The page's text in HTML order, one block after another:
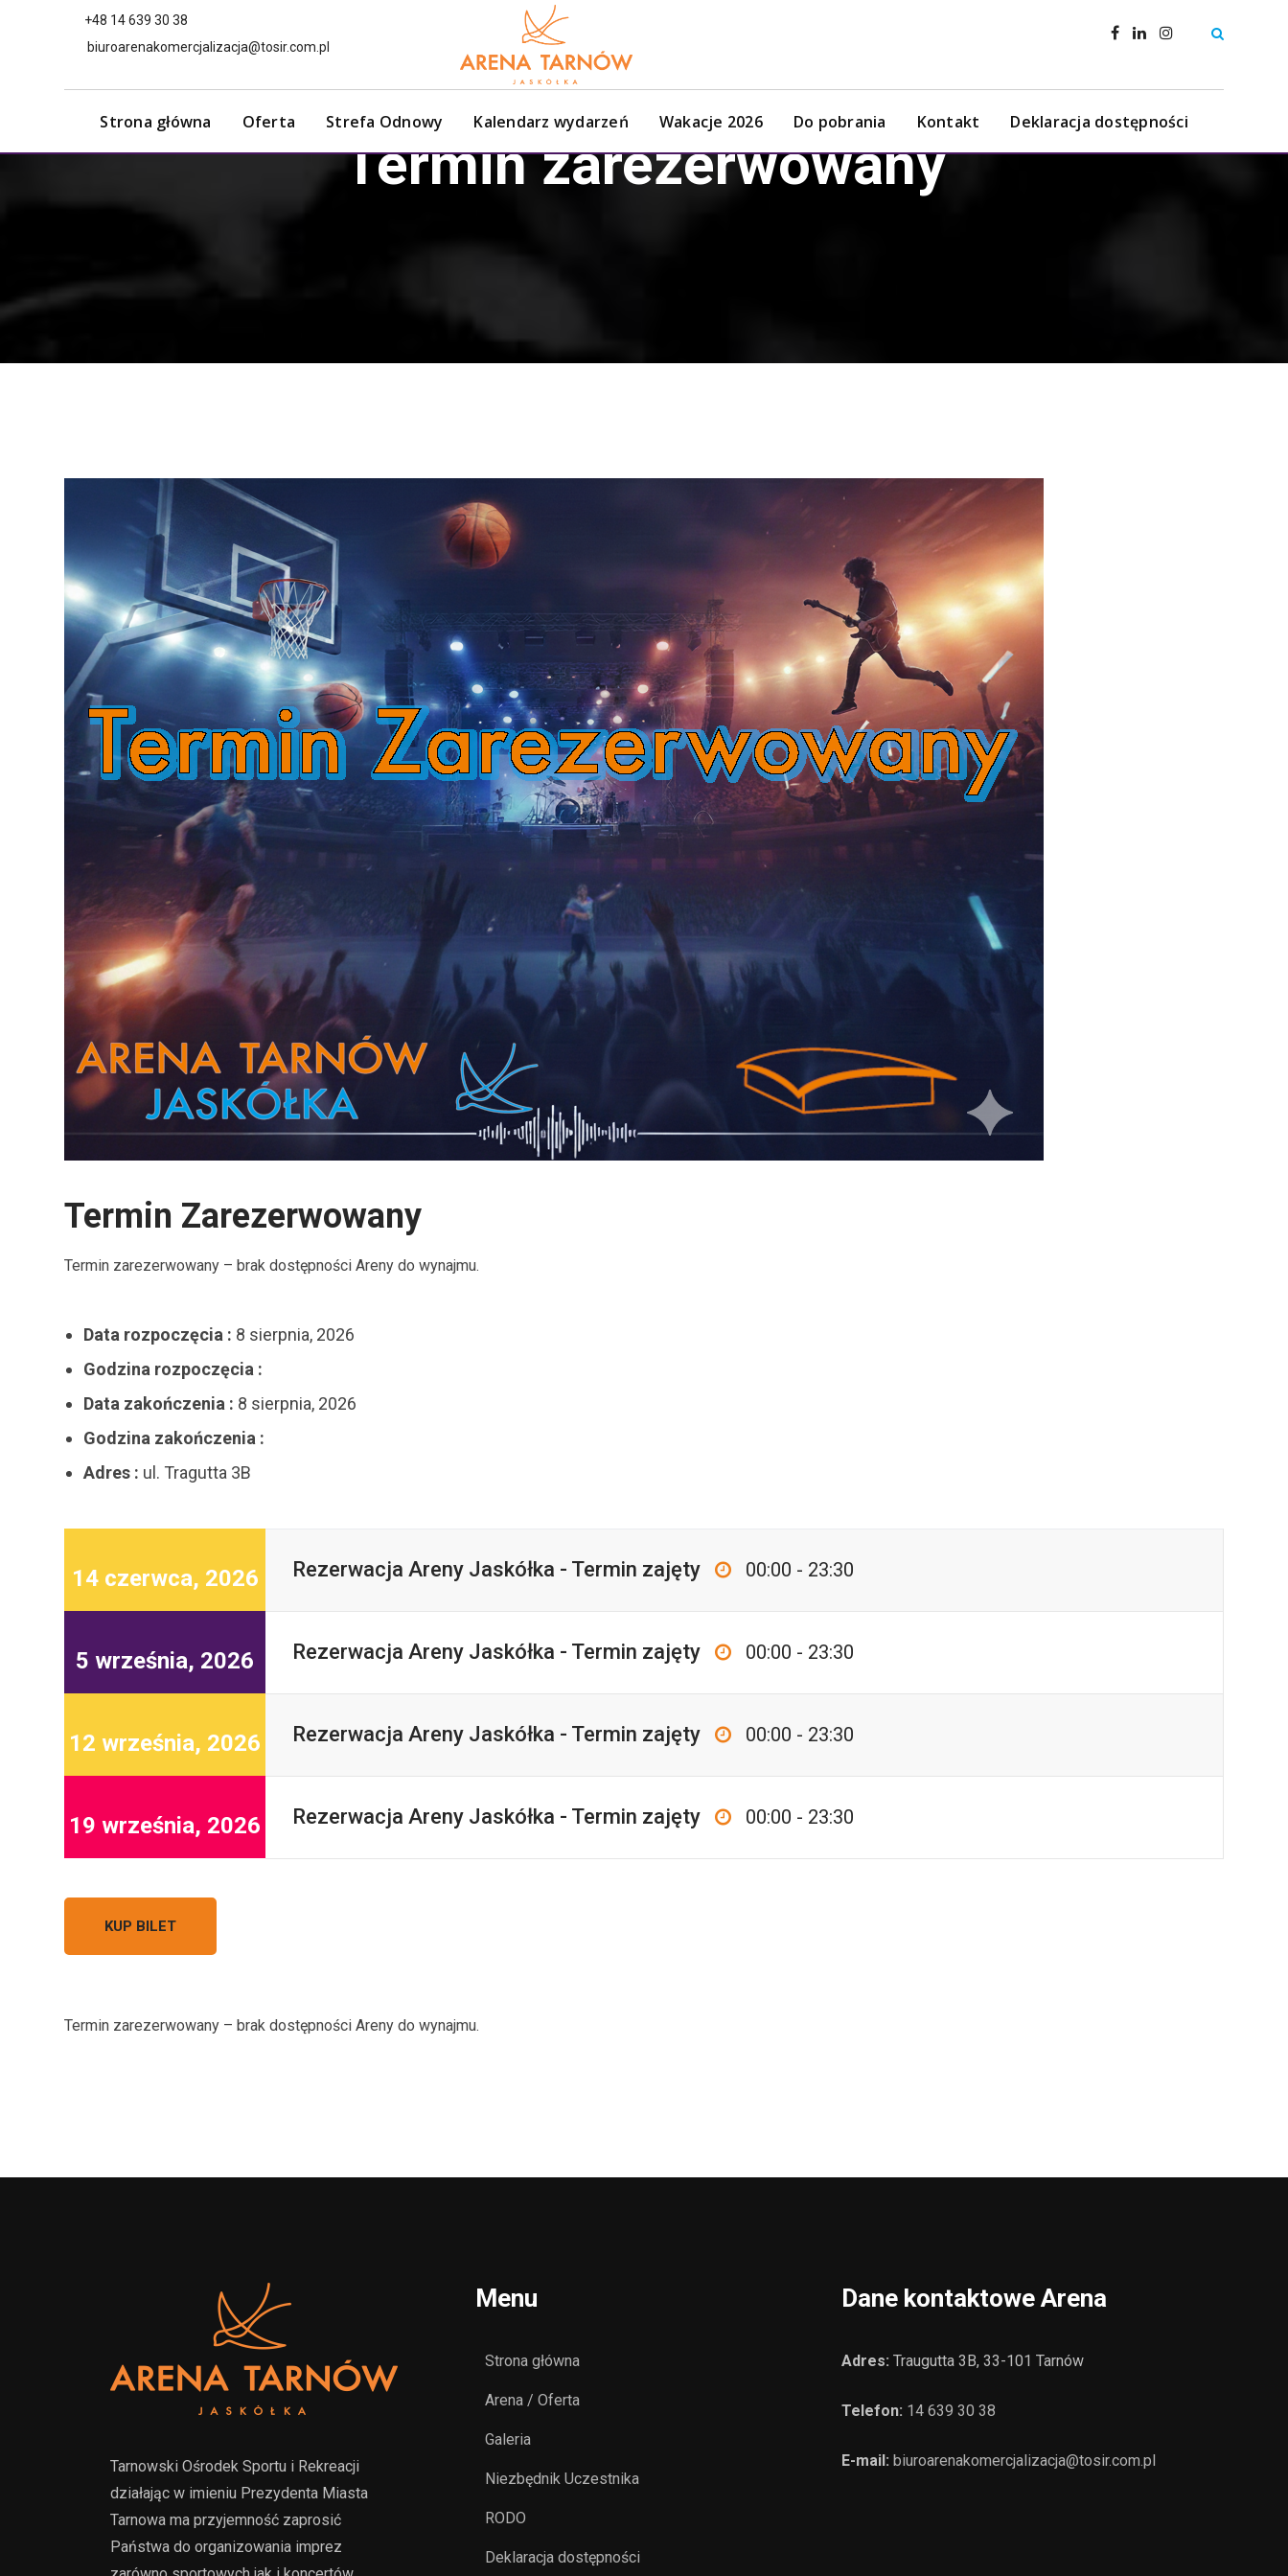
+48 14 639 30 38
biuroarenakomercjalizacja@tosir.com.pl
Strona główna Oferta Strefa Odnowy Kalendarz wydarzeń Wakacje 2026 Do pobrania Kontakt Deklaracja dostępności
Termin zarezerwowany
Termin Zarezerwowany
Termin zarezerwowany – brak dostępności Areny do wynajmu.
Data rozpoczęcia : 8 sierpnia, 2026
Godzina rozpoczęcia :
Data zakończenia : 8 sierpnia, 2026
Godzina zakończenia :
Adres : ul. Tragutta 3B
14 czerwca, 2026 Rezerwacja Areny Jaskółka - Termin zajęty 00:00 - 23:30
5 września, 2026 Rezerwacja Areny Jaskółka - Termin zajęty 00:00 - 23:30
12 września, 2026 Rezerwacja Areny Jaskółka - Termin zajęty 00:00 - 23:30
19 września, 2026 Rezerwacja Areny Jaskółka - Termin zajęty 00:00 - 23:30
KUP BILET
Termin zarezerwowany – brak dostępności Areny do wynajmu.
Tarnowski Ośrodek Sportu i Rekreacji
działając w imieniu Prezydenta Miasta
Tarnowa ma przyjemność zaprosić
Państwa do organizowania imprez
Menu
Strona główna
Arena / Oferta
Galeria
Niezbędnik Uczestnika
RODO
Deklaracja dostępności
Dane kontaktowe Arena
Adres: Traugutta 3B, 33-101 Tarnów
Telefon: 14 639 30 38
E-mail: biuroarenakomercjalizacja@tosir.com.pl